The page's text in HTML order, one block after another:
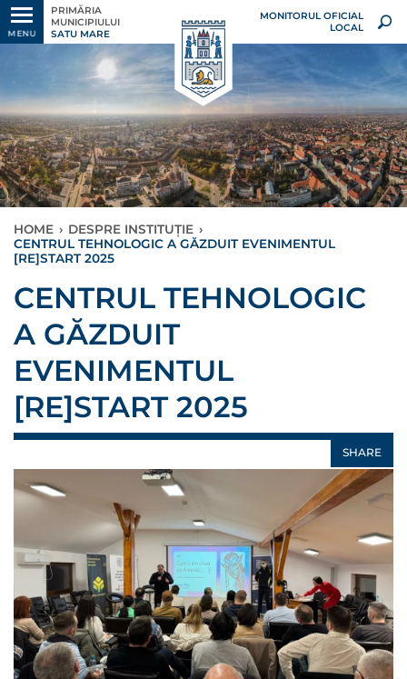
MENU
PRIMĂRIA
MUNICIPIULUI
SATU MARE
MONITORUL OFICIAL
LOCAL
HOME › DESPRE INSTITUȚIE ›
CENTRUL TEHNOLOGIC A GĂZDUIT EVENIMENTUL
[RE]START 2025
CENTRUL TEHNOLOGIC
A GĂZDUIT
EVENIMENTUL
[RE]START 2025
SHARE